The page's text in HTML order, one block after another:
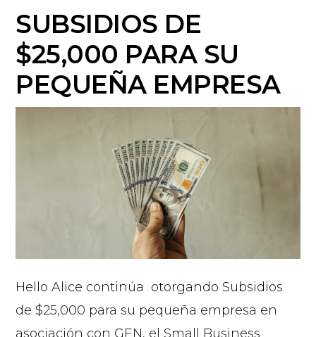
SUBSIDIOS DE
$25,000 PARA SU
PEQUEÑA EMPRESA
Hello Alice continúa otorgando Subsidios
de $25,000 para su pequeña empresa en
asociación con GEN, el Small Business